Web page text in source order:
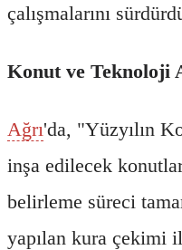
çalışmalarını
Konut ve Teknoloji
Ağrı'da, "Yüzyılın
inşa edilecek
belirleme süreci
yapılan kura çekimi